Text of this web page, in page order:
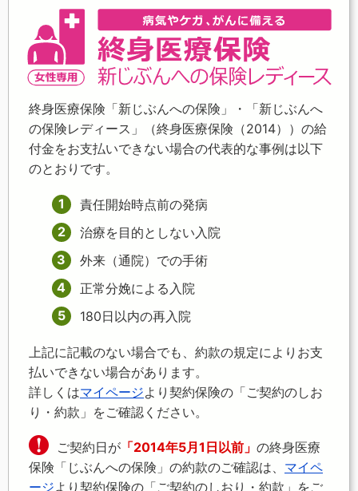
終身医療保険「新じぶんへの保険」・「新じぶんへ
の保険レディース」（終身医療保険（2014））の給
付金をお支払いできない場合の代表的な事例は以下
のとおりです。
責任開始時点前の発病
治療を目的としない入院
外来（通院）での手術
正常分娩による入院
180日以内の再入院
上記に記載のない場合でも、約款の規定によりお支
払いできない場合があります。
詳しくはマイページより契約保険の「ご契約のしお
り・約款」をご確認ください。
ご契約日が 「2014年5月1日以前」 の終身医療
保険「じぶんへの保険」の約款のご確認は、 マイペ
ージより契約保険の「ご契約のしおり・約款」をご